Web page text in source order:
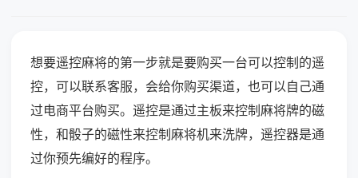
想要遥控麻将的第一步就是要购买一台可以控制的遥
控，可以联系客服，会给你购买渠道，也可以自己通
过电商平台购买。遥控是通过主板来控制麻将牌的磁
性，和骰子的磁性来控制麻将机来洗牌，遥控器是通
过你预先编好的程序。